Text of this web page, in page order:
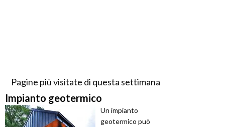
Pagine più visitate di questa settimana
Impianto geotermico
Un impianto
geotermico può